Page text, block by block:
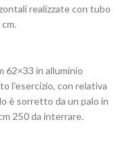
realizzate con tubo
62×33 in alluminio
l’esercizio, con relativa
è sorretto da un palo in
250 da interrare.